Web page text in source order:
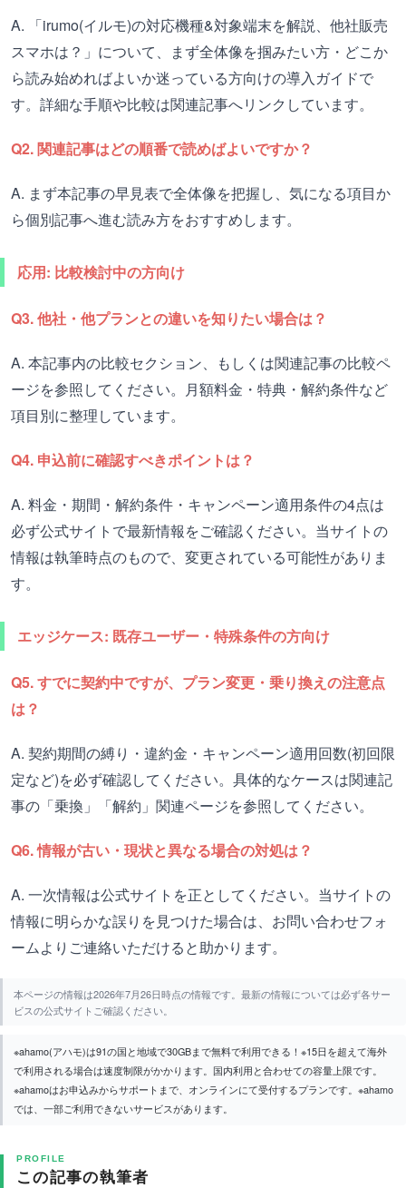
A. 「irumo(イルモ)の対応機種&対象端末を解説、他社販売
スマホは？」について、まず全体像を掴みたい方・どこか
ら読み始めればよいか迷っている方向けの導入ガイドで
す。詳細な手順や比較は関連記事へリンクしています。
Q2. 関連記事はどの順番で読めばよいですか？
A. まず本記事の早見表で全体像を把握し、気になる項目か
ら個別記事へ進む読み方をおすすめします。
応用: 比較検討中の方向け
Q3. 他社・他プランとの違いを知りたい場合は？
A. 本記事内の比較セクション、もしくは関連記事の比較ペ
ージを参照してください。月額料金・特典・解約条件など
項目別に整理しています。
Q4. 申込前に確認すべきポイントは？
A. 料金・期間・解約条件・キャンペーン適用条件の4点は
必ず公式サイトで最新情報をご確認ください。当サイトの
情報は執筆時点のもので、変更されている可能性がありま
す。
エッジケース: 既存ユーザー・特殊条件の方向け
Q5. すでに契約中ですが、プラン変更・乗り換えの注意点
は？
A. 契約期間の縛り・違約金・キャンペーン適用回数(初回限
定など)を必ず確認してください。具体的なケースは関連記
事の「乗換」「解約」関連ページを参照してください。
Q6. 情報が古い・現状と異なる場合の対処は？
A. 一次情報は公式サイトを正としてください。当サイトの
情報に明らかな誤りを見つけた場合は、お問い合わせフォ
ームよりご連絡いただけると助かります。
本ページの情報は2026年7月26日時点の情報です。最新の情報については必ず各サー
ビスの公式サイトご確認ください。
※ahamo(アハモ)は91の国と地域で30GBまで無料で利用できる！※15日を超えて海外
で利用される場合は速度制限がかかります。国内利用と合わせての容量上限です。
※ahamoはお申込みからサポートまで、オンラインにて受付するプランです。※ahamo
では、一部ご利用できないサービスがあります。
PROFILE
この記事の執筆者